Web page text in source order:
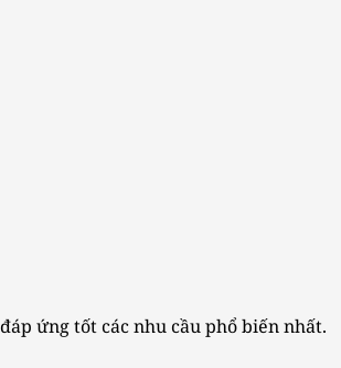
ứng tốt các nhu cầu phổ biến nhất.